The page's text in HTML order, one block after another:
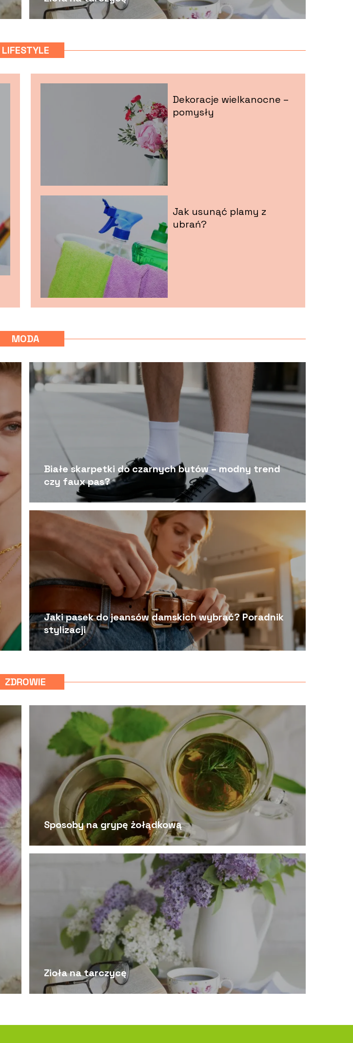
LIFESTYLE
Dekoracje wielkanocne –
pomysły
Jak usunąć plamy z
ubrań?
MODA
Białe skarpetki do czarnych butów – modny trend
czy faux pas?
Jaki pasek do jeansów damskich wybrać? Poradnik
stylizacji
ZDROWIE
Sposoby na grypę żołądkową
Zioła na tarczycę